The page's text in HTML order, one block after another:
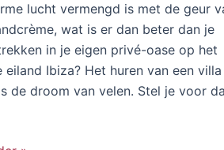
lucht vermengd is met de geur
wat is er dan beter dan je
in je eigen privé-oase op het
eiland Ibiza? Het huren van een villa
de droom van velen. Stel je voor